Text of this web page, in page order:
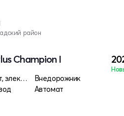
район
Champion I
204 л.c. 150 кВт, электро
Внедорожник
Автомат